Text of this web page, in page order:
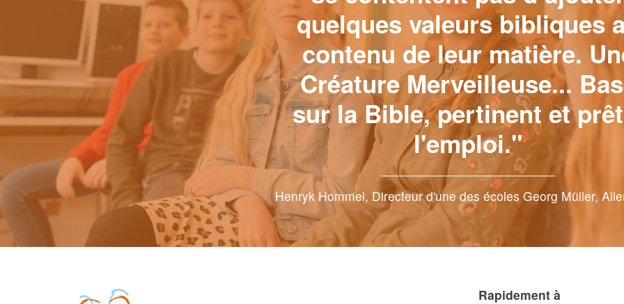
quelques valeurs bibliques
contenu de leur matière.
Créature Merveilleuse...
sur la Bible, pertinent et
l'emploi."
Henryk Hommel, Directeur d'une des écoles Georg Müller,
Rapidement à